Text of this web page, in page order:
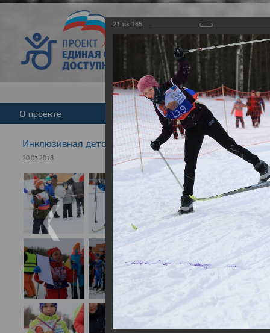
Версия для
О проекте Команда Новости
Инклюзивная детская гонка "Лыжня здоровья" 2018
20.03.2018
21 из 165